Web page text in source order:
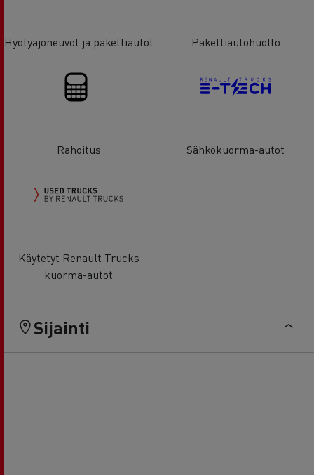
Hyötyajoneuvot ja pakettiautot Pakettiautohuolto
Rahoitus Sähkökuorma-autot
Käytetyt Renault Trucks
kuorma-autot
Sijainti